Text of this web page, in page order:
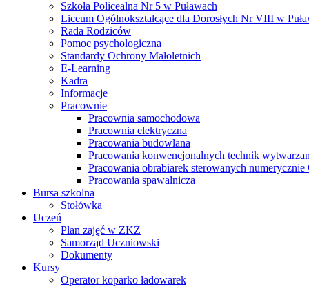
Szkoła Policealna Nr 5 w Puławach
Liceum Ogólnokształcące dla Dorosłych Nr VIII w
Rada Rodziców
Pomoc psychologiczna
Standardy Ochrony Małoletnich
E-Learning
Kadra
Informacje
Pracownie
Pracownia samochodowa
Pracownia elektryczna
Pracowania budowlana
Pracowania konwencjonalnych technik
Pracowania obrabiarek sterowanych numerycznie
Pracowania spawalnicza
Bursa szkolna
Stołówka
Uczeń
Plan zajęć w ZKZ
Samorząd Uczniowski
Dokumenty
Kursy
Operator koparko ładowarek